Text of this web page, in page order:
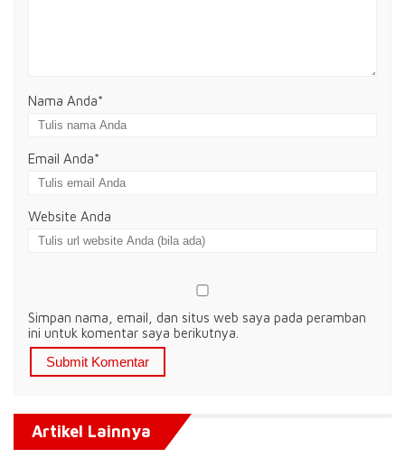
Nama Anda*
Email Anda*
Website Anda
Simpan nama, email, dan situs web saya pada peramban
ini untuk komentar saya berikutnya.
Artikel Lainnya